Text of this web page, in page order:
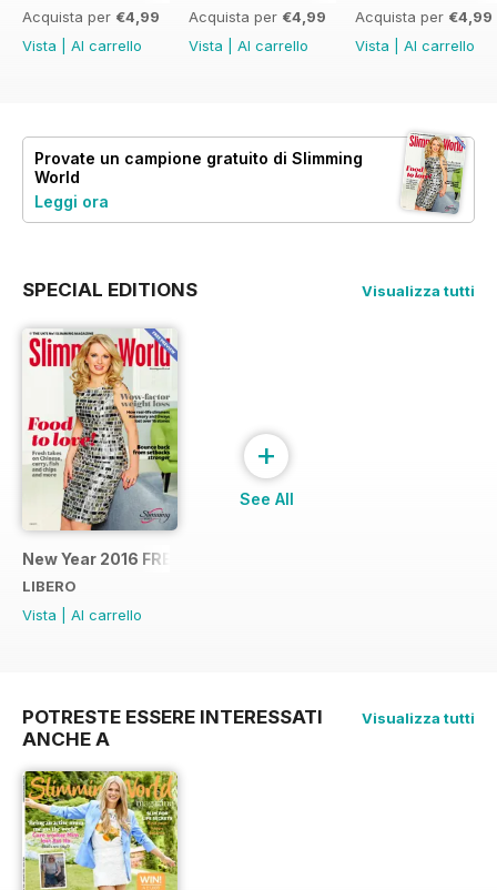
Acquista per €4,99
Vista
Al carrello
Acquista per €4,99
Vista
Al carrello
Acquista per €4,99
Vista
Al carrello
Provate un campione gratuito di Slimming
World
Leggi ora
SPECIAL EDITIONS Visualizza tutti
New Year 2016 FREE SAMPLE
LIBERO
Vista
Al carrello
+
See All
POTRESTE ESSERE INTERESSATI
ANCHE A
Visualizza tutti